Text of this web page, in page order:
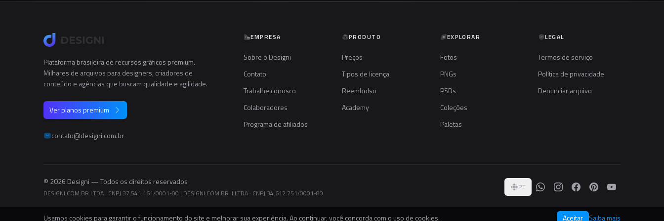
Plataforma brasileira de recursos gráficos premium.
Milhares de arquivos para designers, criadores de
conteúdo e agências que buscam qualidade e agilidade.
Ver planos premium
contato@designi.com.br
EMPRESA
Sobre o Designi
Contato
Trabalhe conosco
Colaboradores
Programa de afiliados
PRODUTO
Preços
Tipos de licença
Reembolso
Academy
EXPLORAR
Fotos
PNGs
PSDs
Coleções
Paletas
LEGAL
Termos de serviço
Política de privacidade
Denunciar arquivo
© 2026 Designi — Todos os direitos reservados
DESIGNI.COM.BR LTDA · CNPJ 37.541.161/0001-00 | DESIGNI.COM.BR II LTDA · CNPJ 34.612.751/0001-80
PT
Usamos cookies para garantir o funcionamento do site e melhorar sua experiência. Ao continuar, você concorda com o uso de cookies. Aceitar Saiba mais